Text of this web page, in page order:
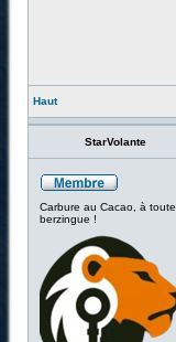
Haut
StarVolante
Carbure au Cacao, à toute
berzingue !